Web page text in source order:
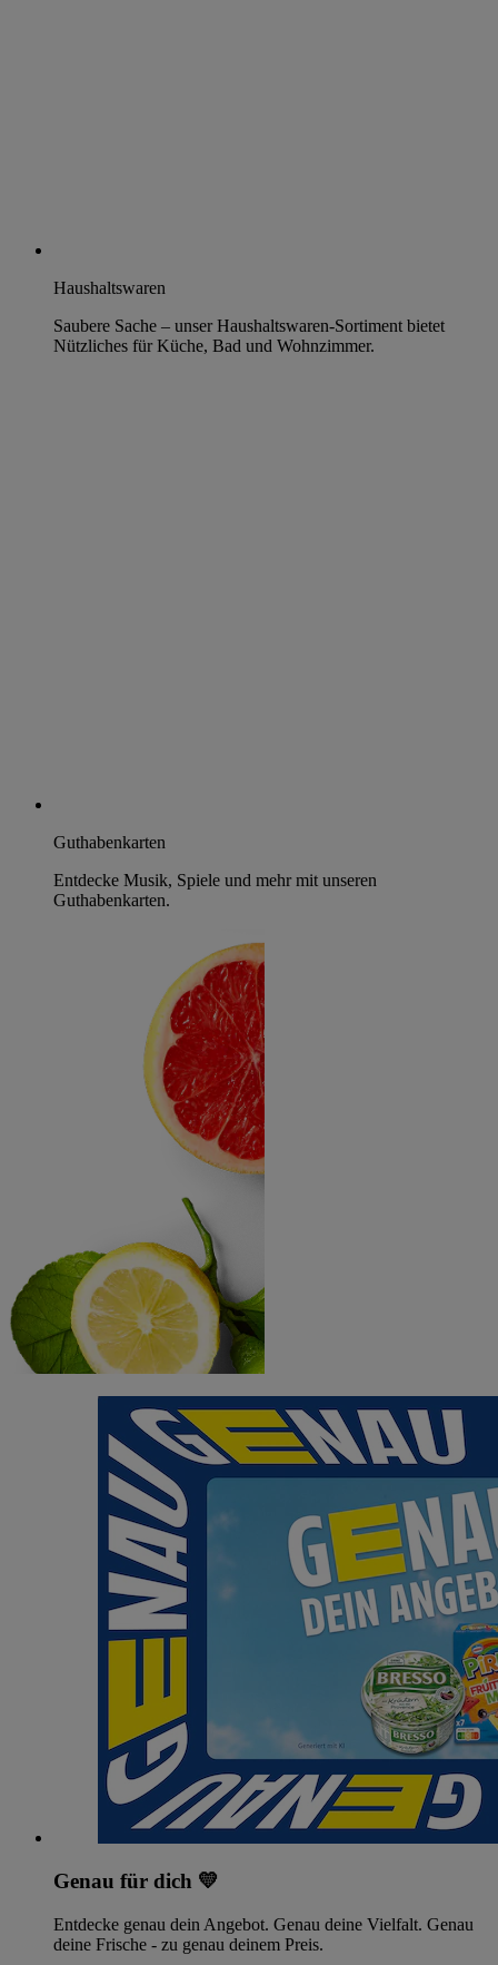
Haushaltswaren
Saubere Sache – unser Haushaltswaren-Sortiment bietet
Nützliches für Küche, Bad und Wohnzimmer.
Guthabenkarten
Entdecke Musik, Spiele und mehr mit unseren
Guthabenkarten.
Genau für dich 💛
Entdecke genau dein Angebot. Genau deine Vielfalt. Genau
deine Frische - zu genau deinem Preis.